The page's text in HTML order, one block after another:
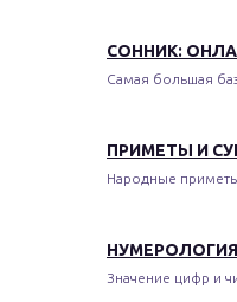
СОННИК:
Самая большая
ПРИМЕТЫ И
Народные
Значение цифр и